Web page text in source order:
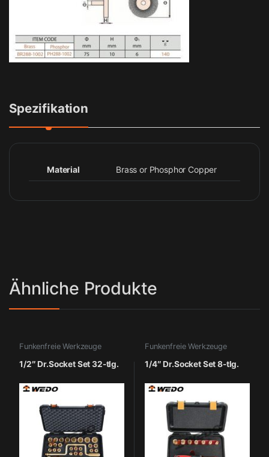
Spezifikation
Material Brass or Phosphor Copper
Ähnliche Produkte
Funkenfreie Werkzeuge
1/2″ Dr.Socket Set 32-tlg.
Funkenfreie Werkzeuge
1/4″ Dr.Socket Set 8-tlg.